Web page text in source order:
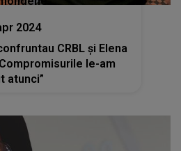
2024
CRBL și Elena
le-am
atunci”